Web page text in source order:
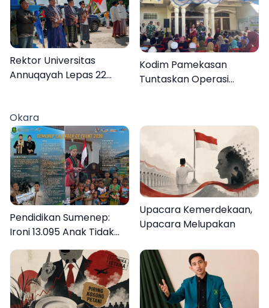
Rektor Universitas
Annuqayah Lepas 22
Suci dan Jeddah
Kodim Pamekasan
Tuntaskan Operasi
Lebih Jelas
Okara
Pendidikan Sumenep:
Ironi 13.095 Anak Tidak
Sekolah Menyaksikan
Semarak Festival
Kalender Event 2026
Upacara Kemerdekaan,
Upacara Melupakan